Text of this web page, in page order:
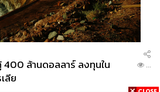
400 ล้านดอลลาร์ ลงทุนใน
ลีย
...